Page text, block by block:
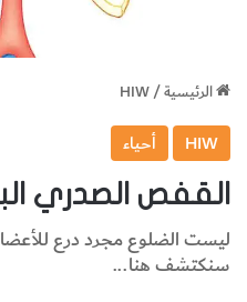
الرئيسية/
HIW
HIW أحياء
القفص الصدري
ليست الضلوع مجرد درع
سنكتشف هنا...